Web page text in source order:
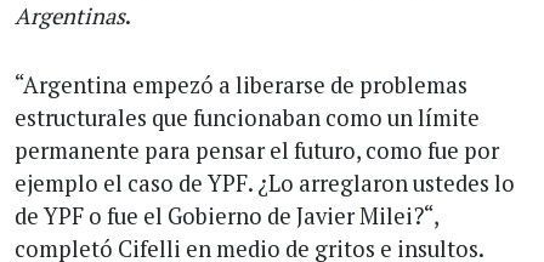
Argentinas.
“Argentina empezó a liberarse de problemas
estructurales que funcionaban como un límite
permanente para pensar el futuro, como fue por
ejemplo el caso de YPF. ¿Lo arreglaron ustedes lo
de YPF o fue el Gobierno de Javier Milei?“,
completó Cifelli en medio de gritos e insultos.